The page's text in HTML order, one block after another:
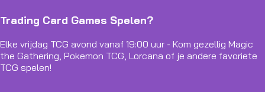
Trading Card Games Spelen?
Elke vrijdag TCG avond vanaf 19:00 uur - Kom gezellig Magic
the Gathering, Pokemon TCG, Lorcana of je andere favoriete
TCG spelen!